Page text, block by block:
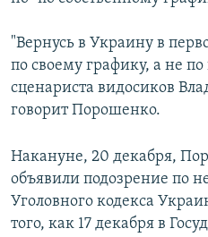
"Вернусь в Украину в
по своему графику, а не
сценариста видосиков
говорит Порошенко.
Накануне, 20 декабря,
объявили подозрение по
Уголовного кодекса
того, как 17 декабря в